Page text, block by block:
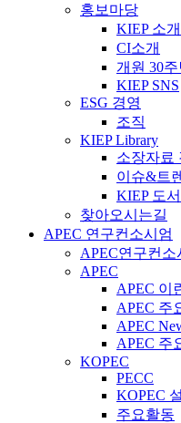
홍보마당
KIEP 소
CI소개
개원 30
KIEP SNS
ESG 경영
조직
KIEP Library
소장자료
이슈&트
KIEP 도
찾아오시는길
APEC 연구컨소시엄
APEC연구컨소
APEC
APEC 이
APEC 주
APEC
APEC 주
KOPEC
PECC
KOPEC
주요활동